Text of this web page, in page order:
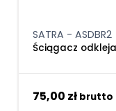
SATRA - ASDBR2
Ściągacz
75,00 zł brutto